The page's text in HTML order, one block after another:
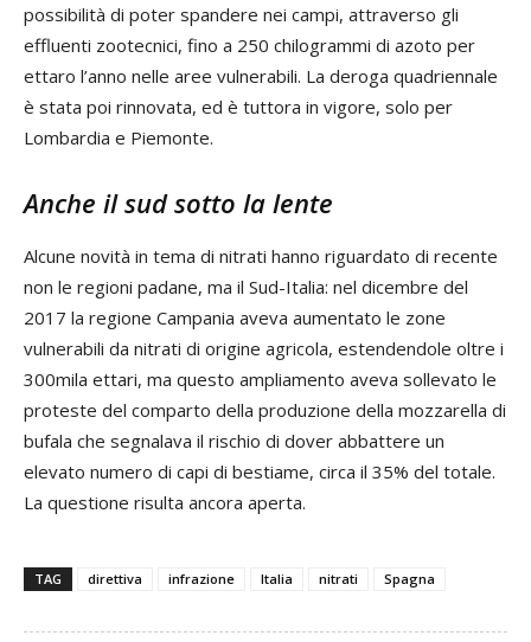
possibilità di poter spandere nei campi, attraverso gli
effluenti zootecnici, fino a 250 chilogrammi di azoto per
ettaro l’anno nelle aree vulnerabili. La deroga quadriennale
è stata poi rinnovata, ed è tuttora in vigore, solo per
Lombardia e Piemonte.
Anche il sud sotto la lente
Alcune novità in tema di nitrati hanno riguardato di recente
non le regioni padane, ma il Sud-Italia: nel dicembre del
2017 la regione Campania aveva aumentato le zone
vulnerabili da nitrati di origine agricola, estendendole oltre i
300mila ettari, ma questo ampliamento aveva sollevato le
proteste del comparto della produzione della mozzarella di
bufala che segnalava il rischio di dover abbattere un
elevato numero di capi di bestiame, circa il 35% del totale.
La questione risulta ancora aperta.
TAG direttiva infrazione Italia nitrati Spagna